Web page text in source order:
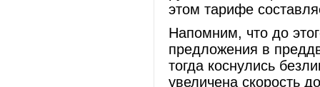
этом тарифе
Напомним, что до
предложения в
тогда коснулись
увеличена скорость